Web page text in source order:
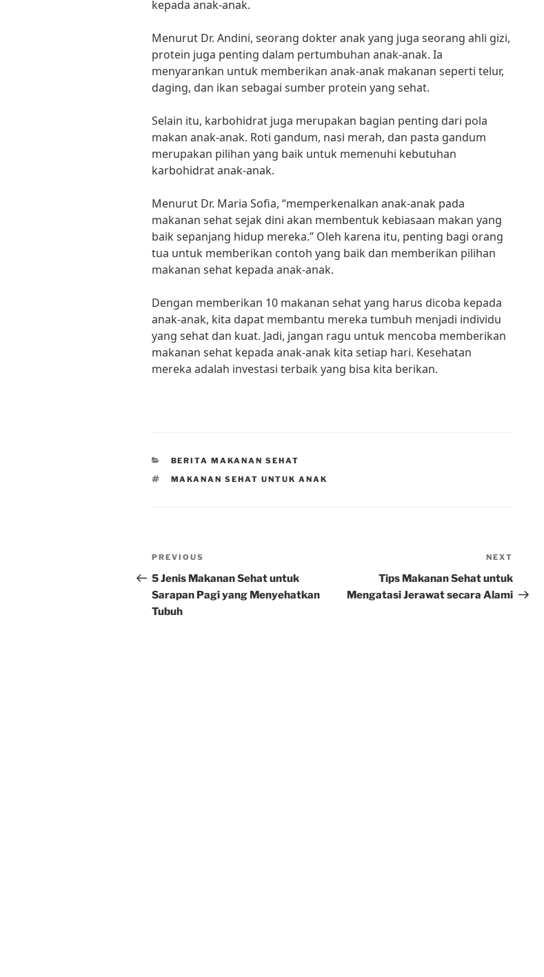
kepada anak-anak.
Menurut Dr. Andini, seorang dokter anak yang juga seorang ahli gizi,
protein juga penting dalam pertumbuhan anak-anak. Ia
menyarankan untuk memberikan anak-anak makanan seperti telur,
daging, dan ikan sebagai sumber protein yang sehat.
Selain itu, karbohidrat juga merupakan bagian penting dari pola
makan anak-anak. Roti gandum, nasi merah, dan pasta gandum
merupakan pilihan yang baik untuk memenuhi kebutuhan
karbohidrat anak-anak.
Menurut Dr. Maria Sofia, “memperkenalkan anak-anak pada
makanan sehat sejak dini akan membentuk kebiasaan makan yang
baik sepanjang hidup mereka.” Oleh karena itu, penting bagi orang
tua untuk memberikan contoh yang baik dan memberikan pilihan
makanan sehat kepada anak-anak.
Dengan memberikan 10 makanan sehat yang harus dicoba kepada
anak-anak, kita dapat membantu mereka tumbuh menjadi individu
yang sehat dan kuat. Jadi, jangan ragu untuk mencoba memberikan
makanan sehat kepada anak-anak kita setiap hari. Kesehatan
mereka adalah investasi terbaik yang bisa kita berikan.
CATEGORIES
BERITA MAKANAN SEHAT
TAGS
MAKANAN SEHAT UNTUK ANAK
Post
navigation
Previous
Post
PREVIOUS
5 Jenis Makanan Sehat untuk
Sarapan Pagi yang Menyehatkan
Tubuh
Post
NEXT
Tips Makanan Sehat untuk
Mengatasi Jerawat secara Alami